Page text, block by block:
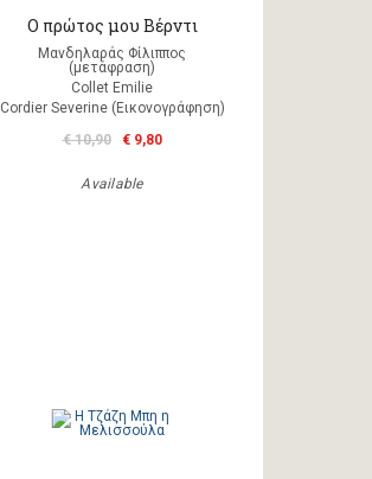
Ο πρώτος μου Βέρντι
Μανδηλαράς Φίλιππος
(μετάφραση)
Collet Emilie
Cordier Severine (Εικονογράφηση)
€ 10,90
€ 9,80
Available